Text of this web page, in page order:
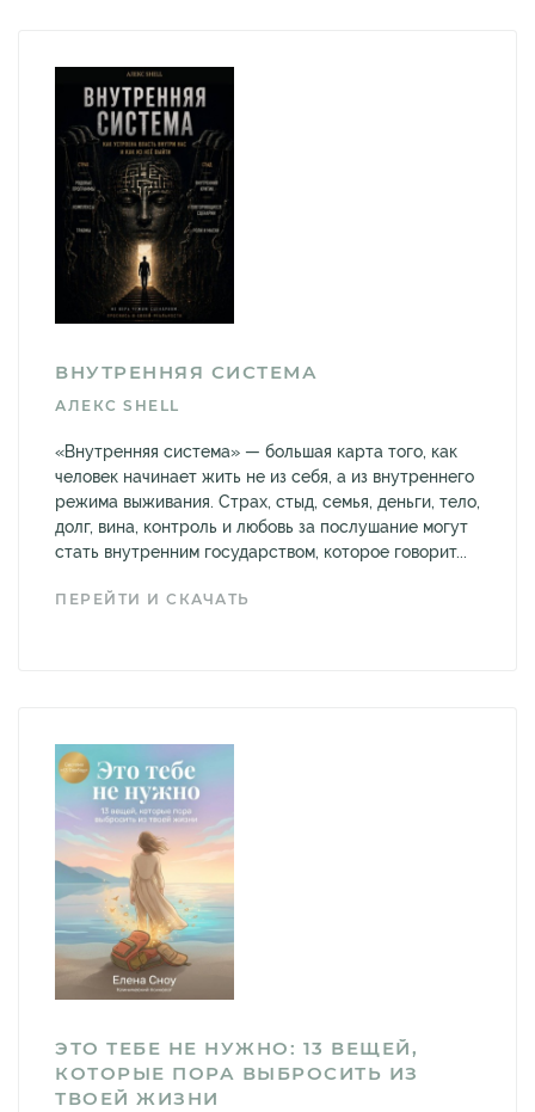
ВНУТРЕННЯЯ СИСТЕМА
АЛЕКС SHELL
«Внутренняя система» — большая карта того, как
человек начинает жить не из себя, а из внутреннего
режима выживания. Страх, стыд, семья, деньги, тело,
долг, вина, контроль и любовь за послушание могут
стать внутренним государством, которое говорит...
ПЕРЕЙТИ И СКАЧАТЬ
ЭТО ТЕБЕ НЕ НУЖНО: 13 ВЕЩЕЙ,
КОТОРЫЕ ПОРА ВЫБРОСИТЬ ИЗ
ТВОЕЙ ЖИЗНИ